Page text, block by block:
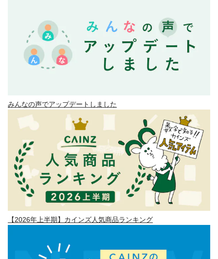
みんなの声でアップデートしました
【2026年上半期】カインズ人気商品ランキング